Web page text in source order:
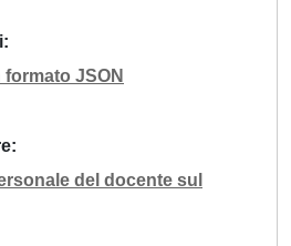
JSON
del docente sul